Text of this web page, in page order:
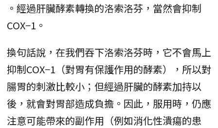
。經過肝臟酵素轉換的洛索洛芬，當然會抑制
COX−1。
換句話說，在我們吞下洛索洛芬時，它不會馬上
抑制COX−1（對胃有保護作用的酵素），所以對
腸胃的刺激比較小；但經過肝臟的酵素加持以
後，就會對胃部造成負擔。因此，服用時，仍應
注意可能帶來的副作用（例如消化性潰瘍的患